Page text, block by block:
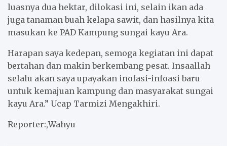
luasnya dua hektar, dilokasi ini, selain ikan ada
juga tanaman buah kelapa sawit, dan hasilnya kita
masukan ke PAD Kampung sungai kayu Ara.
Harapan saya kedepan, semoga kegiatan ini dapat
bertahan dan makin berkembang pesat. Insaallah
selalu akan saya upayakan inofasi-infoasi baru
untuk kemajuan kampung dan masyarakat sungai
kayu Ara.” Ucap Tarmizi Mengakhiri.
Reporter:,Wahyu